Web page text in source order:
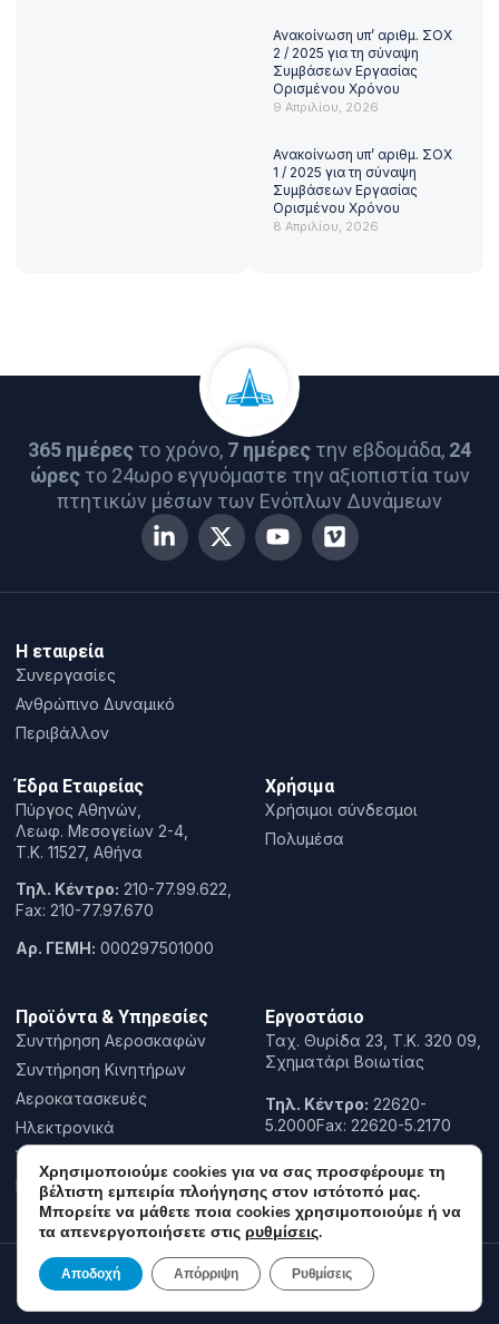
Ανακοίνωση υπ’ αριθμ. ΣΟΧ
2 / 2025 για τη σύναψη
Συμβάσεων Εργασίας
Ορισμένου Χρόνου
9 Απριλίου, 2026
Ανακοίνωση υπ’ αριθμ. ΣΟΧ
1 / 2025 για τη σύναψη
Συμβάσεων Εργασίας
Ορισμένου Χρόνου
8 Απριλίου, 2026
365 ημέρες το χρόνο, 7 ημέρες την εβδομάδα, 24
ώρεςτο 24ωρο εγγυόμαστε την αξιοπιστία των
πτητικών μέσων των Ενόπλων Δυνάμεων
Έδρα Εταιρείας
Πύργος Αθηνών,
Λεωφ. Μεσογείων 2-4,
T.K. 11527, Αθήνα
Τηλ. Κέντρο: 210-77.99.622,
Fax: 210-77.97.670
Αρ. ΓΕΜΗ: 000297501000
Εργοστάσιο
Ταχ. Θυρίδα 23, Τ.Κ. 320 09,
Σχηματάρι Βοιωτίας
Τηλ. Κέντρο: 22620-
5.2000Fax: 22620-5.2170
Η εταιρεία
Συνεργασίες
Ανθρώπινο Δυναμικό
Περιβάλλον
Προϊόντα & Υπηρεσίες
Συντήρηση Αεροσκαφών
Συντήρηση Κινητήρων
Αεροκατασκευές
Ηλεκτρονικά
Έρευνα & Καινοτομία
Εκπαίδευση
Χρήσιμα
Χρήσιμοι σύνδεσμοι
Πολυμέσα
Copyright© 2022 Hellenic Aerospace Industry, All rights reserved.
Powered byCOSMOTE NewSite4U
Χρησιμοποιούμε cookies για να σας προσφέρουμε τη
βέλτιστη εμπειρία πλοήγησης στον ιστότοπό μας.
Μπορείτε να μάθετε ποια cookies χρησιμοποιούμε ή να
τα απενεργοποιήσετε στις ρυθμίσεις.
Αποδοχή Απόρριψη Ρυθμίσεις